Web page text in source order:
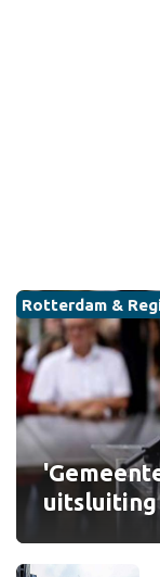
uitsluiting
Rotterdam &